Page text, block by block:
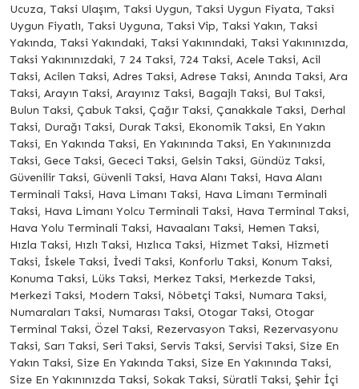
Ucuza, Taksi Ulaşım, Taksi Uygun, Taksi Uygun Fiyata, Taksi
Uygun Fiyatlı, Taksi Uyguna, Taksi Vip, Taksi Yakın, Taksi
Yakında, Taksi Yakındaki, Taksi Yakınındaki, Taksi Yakınınızda,
Taksi Yakınınızdaki, 7 24 Taksi, 724 Taksi, Acele Taksi, Acil
Taksi, Acilen Taksi, Adres Taksi, Adrese Taksi, Anında Taksi, Ara
Taksi, Arayın Taksi, Arayınız Taksi, Bagajlı Taksi, Bul Taksi,
Bulun Taksi, Çabuk Taksi, Çağır Taksi, Çanakkale Taksi, Derhal
Taksi, Durağı Taksi, Durak Taksi, Ekonomik Taksi, En Yakın
Taksi, En Yakında Taksi, En Yakınında Taksi, En Yakınınızda
Taksi, Gece Taksi, Gececi Taksi, Gelsin Taksi, Gündüz Taksi,
Güvenilir Taksi, Güvenli Taksi, Hava Alanı Taksi, Hava Alanı
Terminali Taksi, Hava Limanı Taksi, Hava Limanı Terminali
Taksi, Hava Limanı Yolcu Terminali Taksi, Hava Terminal Taksi,
Hava Yolu Terminali Taksi, Havaalanı Taksi, Hemen Taksi,
Hızla Taksi, Hızlı Taksi, Hızlıca Taksi, Hizmet Taksi, Hizmeti
Taksi, İskele Taksi, İvedi Taksi, Konforlu Taksi, Konum Taksi,
Konuma Taksi, Lüks Taksi, Merkez Taksi, Merkezde Taksi,
Merkezi Taksi, Modern Taksi, Nöbetçi Taksi, Numara Taksi,
Numaraları Taksi, Numarası Taksi, Otogar Taksi, Otogar
Terminal Taksi, Özel Taksi, Rezervasyon Taksi, Rezervasyonu
Taksi, Sarı Taksi, Seri Taksi, Servis Taksi, Servisi Taksi, Size En
Yakın Taksi, Size En Yakında Taksi, Size En Yakınında Taksi,
Size En Yakınınızda Taksi, Sokak Taksi, Süratli Taksi, Şehir İçi